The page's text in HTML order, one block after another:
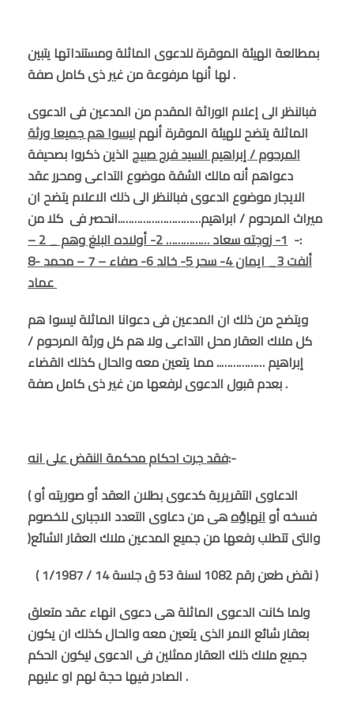
بمطالعة الهيئة الموقرة للدعوى الماثلة ومستنداتها يتبين
لها أنها مرفوعة من غير ذى كامل صفة .
فبالنظر الى إعلام الوراثة المقدم من المدعين فى الدعوى
الماثلة يتضح للهيئة الموقرة أنهمليسوا هم جميعا ورثة
المرحوم / إبراهيم السيد فرج صبيحالذين ذكروا بصحيفة
دعواهم أنه مالك الشقة موضوع التداعى ومحرر عقد
الايجار موضوع الدعوى فبالنظر الى ذلك الاعلام يتضح ان
ميراث المرحوم / ابراهيم………………………..انحصر فى كلا من
:-
1- زوجته سعاد …………… 2- أولاده البلغ وهم _ 2 –
ألفت 3_ ايمان 4- سحر 5- خالد 6- صفاء – 7 – محمد -8
عماد
ويتضح من ذلك ان المدعين فى دعوانا الماثلة ليسوا هم
كل ملاك العقار محل التداعى ولا هم كل ورثة المرحوم /
إبراهيم …………….. مما يتعين معه والحال كذلك القضاء
بعدم قبول الدعوى لرفعها من غير ذى كامل صفة .
فقد جرت احكام محكمة النقض على انه:-
( الدعاوى التقريرية كدعوى بطلان العقد أو صوريته أو
فسخه أوانهاؤههى من دعاوى التعدد الاجبارى للخصوم
)والتى تتطلب رفعها من جميع المدعين ملاك العقار الشائع
( نقض طعن رقم 1082 لسنة 53 ق جلسة 14 / 1/1987 )
ولما كانت الدعوى الماثلة هى دعوى انهاء عقد متعلق
بعقار شائع الامر الذى يتعين معه والحال كذلك ان يكون
جميع ملاك ذلك العقار ممثلين فى الدعوى ليكون الحكم
الصادر فيها حجة لهم او عليهم .